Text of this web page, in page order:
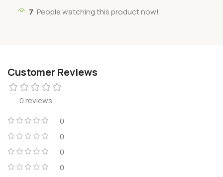
7 People watching this product now!
Customer Reviews
0 reviews
0
0
0
0